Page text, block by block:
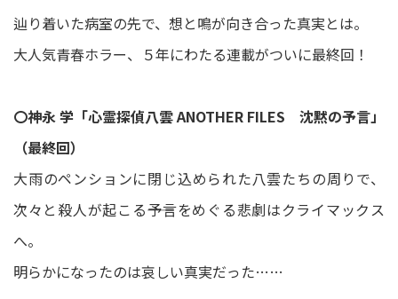
辿り着いた病室の先で、想と鳴が向き合った真実とは。
大人気青春ホラー、５年にわたる連載がついに最終回！
〇神永 学「心霊探偵八雲 ANOTHER FILES 沈黙の予言」
（最終回）
大雨のペンションに閉じ込められた八雲たちの周りで、
次々と殺人が起こる――予言をめぐる悲劇はクライマックス
へ。
明らかになったのは哀しい真実だった……